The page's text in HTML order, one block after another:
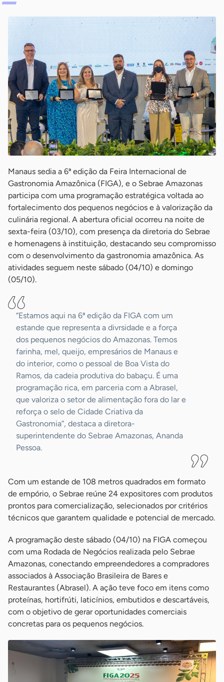
Manaus sedia a 6ª edição da Feira Internacional de
Gastronomia Amazônica (FIGA), e o Sebrae Amazonas
participa com uma programação estratégica voltada ao
fortalecimento dos pequenos negócios e à valorização da
culinária regional. A abertura oficial ocorreu na noite de
sexta-feira (03/10), com presença da diretoria do Sebrae
e homenagens à instituição, destacando seu compromisso
com o desenvolvimento da gastronomia amazônica. As
atividades seguem neste sábado (04/10) e domingo
(05/10).
“Estamos aqui na 6ª edição da FIGA com um
estande que representa a divrsidade e a força
dos pequenos negócios do Amazonas. Temos
farinha, mel, queijo, empresários de Manaus e
do interior, como o pessoal de Boa Vista do
Ramos, da cadeia produtiva do babaçu. É uma
programação rica, em parceria com a Abrasel,
que valoriza o setor de alimentação fora do lar e
reforça o selo de Cidade Criativa da
Gastronomia”, destaca a diretora-
superintendente do Sebrae Amazonas, Ananda
Pessoa.
Com um estande de 108 metros quadrados em formato
de empório, o Sebrae reúne 24 expositores com produtos
prontos para comercialização, selecionados por critérios
técnicos que garantem qualidade e potencial de mercado.
A programação deste sábado (04/10) na FIGA começou
com uma Rodada de Negócios realizada pelo Sebrae
Amazonas, conectando empreendedores a compradores
associados à Associação Brasileira de Bares e
Restaurantes (Abrasel). A ação teve foco em itens como
proteínas, hortifrúti, laticínios, embutidos e descartáveis,
com o objetivo de gerar oportunidades comerciais
concretas para os pequenos negócios.